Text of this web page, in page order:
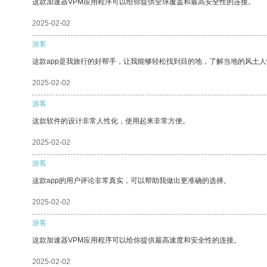
这款加速器VPM应用程序可以给你提供全球覆盖和最高安全性的连接。
2025-02-02
游客
这款app是我旅行的好帮手，让我能够轻松找到目的地，了解当地的风土
2025-02-02
游客
这款软件的设计非常人性化，使用起来非常方便。
2025-02-02
游客
这款app的用户评论非常真实，可以帮助我做出更准确的选择。
2025-02-02
游客
这款加速器VPM应用程序可以给你提供最高速度和安全性的连接。
2025-02-02